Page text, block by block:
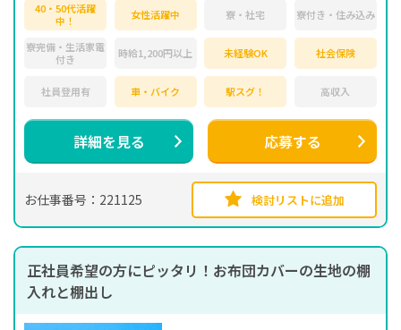
40・50代活躍
中！
女性活躍中 寮・社宅 寮付き・住み込み
寮完備・生活家電
付き
時給1,200円以上 未経験OK 社会保険
社員登用有 車・バイク 駅スグ！ 高収入
詳細を見る 応募する
お仕事番号：221125 検討リストに追加
正社員希望の方にピッタリ！お布団カバーの生地の棚
入れと棚出し